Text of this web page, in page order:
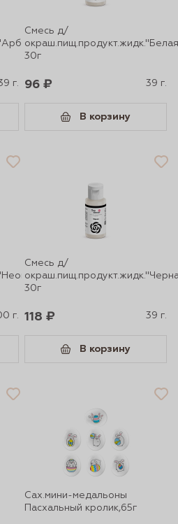
г.
Смесь д/
30г
96 ₽ 39 г.
В корзину
г.
Смесь д/
30г
118 ₽ 39 г.
В корзину
Сах.мини-медальоны
Пасхальный кролик,65г